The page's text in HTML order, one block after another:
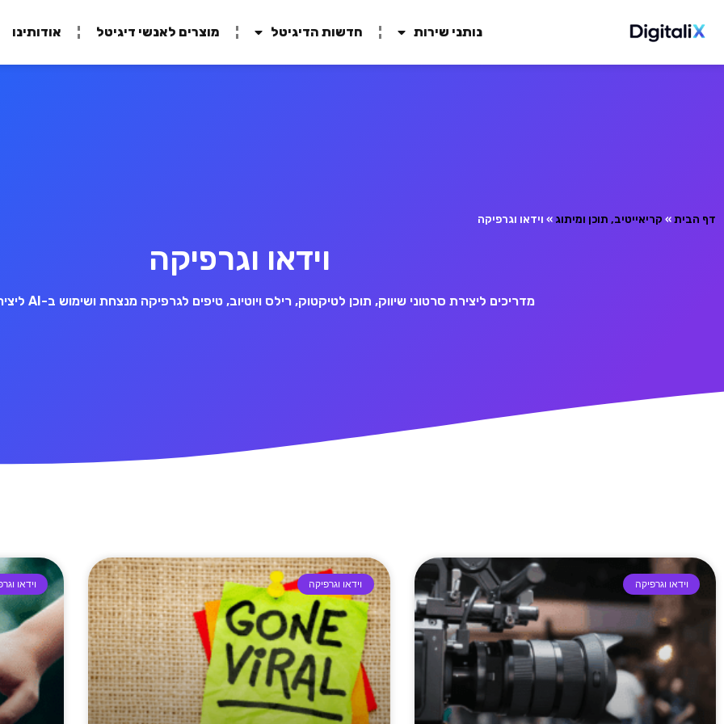
נותני שירות חדשות הדיגיטל מוצרים לאנשי דיגיטל אודותינו
דף הבית» קריאייטיב, תוכן ומיתוג » וידאו וגרפיקה
וידאו וגרפיקה
מדריכים ליצירת סרטוני שיווק, תוכן לטיקטוק, רילס ויוטיוב, טיפים לגרפיקה מנצחת ושימוש ב-AI ליצירת תמונות.
וידאו וגרפיקה וידאו וגרפיקה וידאו